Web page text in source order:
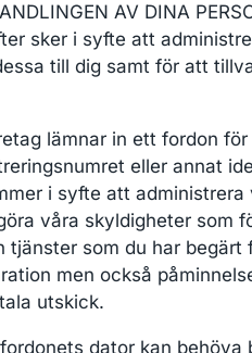
AV DINA
sker i syfte att
till dig samt för att
lämnar in ett fordon
eller annat
i syfte att
våra skyldigheter som
som du har
men också
utskick.
dator kan